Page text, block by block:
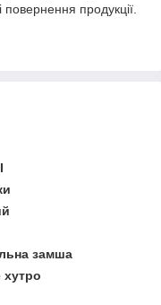
повернення продукції.
замша
хутро